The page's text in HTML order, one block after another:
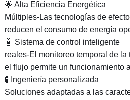
🌟 Alta Eficiencia Energética
Múltiples-Las tecnologías de
reducen el consumo de energía
🤖 Sistema de control inteligente
reales-El monitoreo temporal de
el flujo permite un funcionamiento
🧪 Ingeniería personalizada
Soluciones adaptadas a las